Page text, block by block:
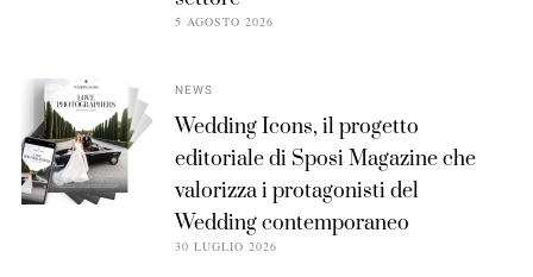
5 AGOSTO 2026
NEWS
Wedding Icons, il progetto
editoriale di Sposi Magazine che
valorizza i protagonisti del
Wedding contemporaneo
30 LUGLIO 2026